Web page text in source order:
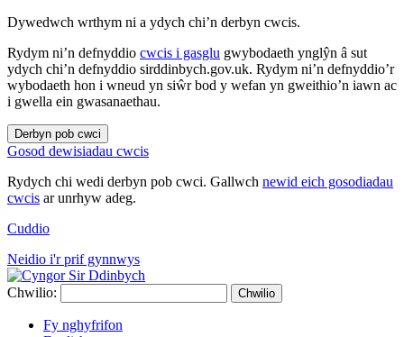
Dywedwch wrthym ni a ydych chi’n derbyn cwcis.
Rydym ni’n defnyddio cwcis i gasglu gwybodaeth ynglŷn â sut
ydych chi’n defnyddio sirddinbych.gov.uk. Rydym ni’n defnyddio’r
wybodaeth hon i wneud yn siŵr bod y wefan yn gweithio’n iawn ac
i gwella ein gwasanaethau.
Derbyn pob cwci
Gosod dewisiadau cwcis
Rydych chi wedi derbyn pob cwci. Gallwch newid eich gosodiadau
cwcis ar unrhyw adeg.
Cuddio
Neidio i'r prif gynnwys
Chwilio: Chwilio
Fy nghyfrifon